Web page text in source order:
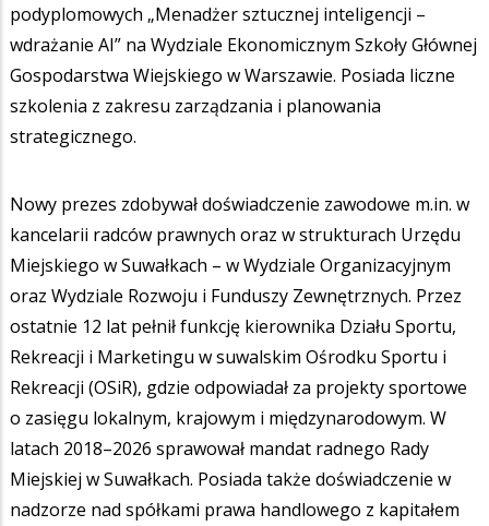
podyplomowych „Menadżer sztucznej inteligencji –
wdrażanie AI” na Wydziale Ekonomicznym Szkoły Głównej
Gospodarstwa Wiejskiego w Warszawie. Posiada liczne
szkolenia z zakresu zarządzania i planowania
strategicznego.
Nowy prezes zdobywał doświadczenie zawodowe m.in. w
kancelarii radców prawnych oraz w strukturach Urzędu
Miejskiego w Suwałkach – w Wydziale Organizacyjnym
oraz Wydziale Rozwoju i Funduszy Zewnętrznych. Przez
ostatnie 12 lat pełnił funkcję kierownika Działu Sportu,
Rekreacji i Marketingu w suwalskim Ośrodku Sportu i
Rekreacji (OSiR), gdzie odpowiadał za projekty sportowe
o zasięgu lokalnym, krajowym i międzynarodowym. W
latach 2018–2026 sprawował mandat radnego Rady
Miejskiej w Suwałkach. Posiada także doświadczenie w
nadzorze nad spółkami prawa handlowego z kapitałem